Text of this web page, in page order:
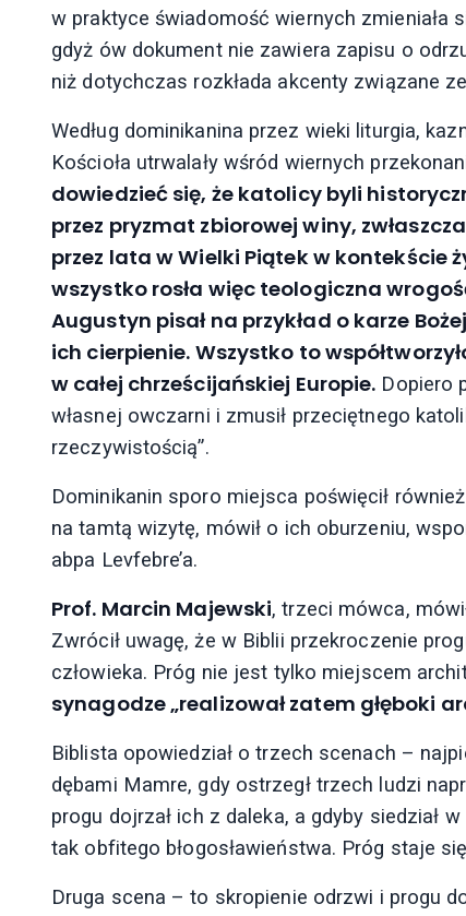
w praktyce świadomość wiernych zmieniała
gdyż ów dokument nie zawiera zapisu o
niż dotychczas rozkłada akcenty związane
Według dominikanina przez wieki liturgia,
Kościoła utrwalały wśród wiernych
dowiedzieć się, że katolicy byli
przez pryzmat zbiorowej winy,
przez lata w Wielki Piątek w kontekście
wszystko rosła więc teologiczna
Augustyn pisał na przykład o karze
ich cierpienie. Wszystko to
w całej chrześcijańskiej Europie. Dopiero
własnej owczarni i zmusił przeciętnego
rzeczywistością”.
Dominikanin sporo miejsca poświęcił
na tamtą wizytę, mówił o ich oburzeniu,
abpa Levfebre’a.
Prof. Marcin Majewski, trzeci mówca,
Zwrócił uwagę, że w Biblii przekroczenie
człowieka. Próg nie jest tylko miejscem
synagodze „realizował zatem głęboki
Biblista opowiedział o trzech scenach –
dębami Mamre, gdy ostrzegł trzech ludzi
progu dojrzał ich z daleka, a gdyby siedział
tak obfitego błogosławieństwa. Próg staje
Druga scena – to skropienie odrzwi i progu